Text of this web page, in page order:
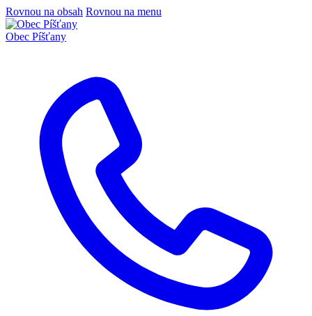
Rovnou na obsah Rovnou na menu
Obec Píšťany